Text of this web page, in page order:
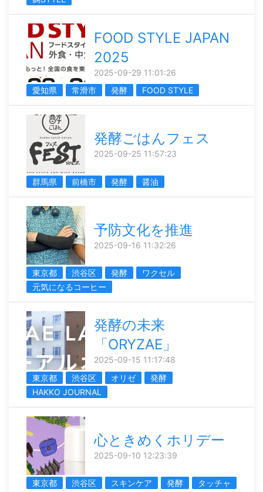
FOOD STYLE JAPAN
2025
2025-09-29 11:01:26
愛知県
常滑市 発酵 FOOD STYLE
発酵ごはんフェス
2025-09-25 11:57:23
群馬県 前橋市 発酵 醤油
予防文化を推進
2025-09-16 11:32:26
東京都 渋谷区 発酵
ワクセル
元気になるコーヒー
発酵の未来
「ORYZAE」
2025-09-15 11:17:48
東京都
渋谷区 オリゼ
発酵
HAKKO JOURNAL
心ときめくホリデー
2025-09-10 12:23:39
東京都 渋谷区 スキンケア 発酵 タッチャ